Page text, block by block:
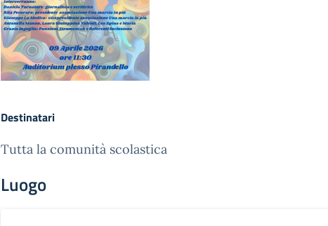
Destinatari
Tutta la comunità scolastica
Luogo